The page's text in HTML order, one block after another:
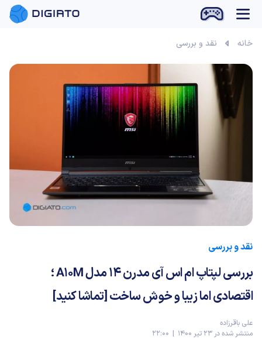
بازی آنلاین
خانه نقد و بررسی‌
نقد و بررسی‌
بررسی لپتاپ ام اس آی مدرن ۱۴ مدل A10M ؛
اقتصادی اما زیبا و خوش ساخت [تماشا کنید]
علی باقرزاده
منتشر شده در 23 تیر 1400 | 22:00